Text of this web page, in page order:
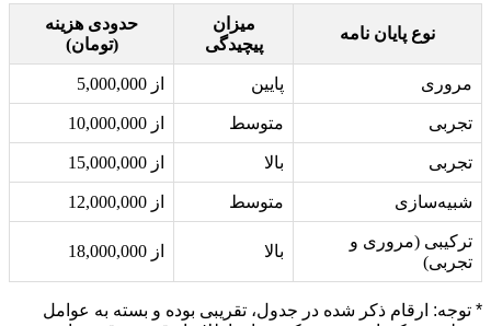
نوع پایان نامه
میزان
پیچیدگی
حدودی هزینه
(تومان)
مروری پایین از 5,000,000
تجربی متوسط از 10,000,000
تجربی بالا از 15,000,000
شبیه‌سازی متوسط از 12,000,000
ترکیبی (مروری و
تجربی)
بالا از 18,000,000
* توجه: ارقام ذکر شده در جدول، تقریبی بوده و بسته به عوامل